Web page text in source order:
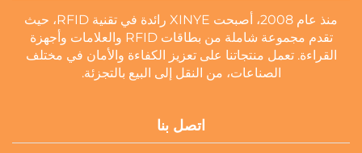
منذ عام 2008، أصبحت XINYE رائدة في تقنية RFID، حيث
تقدم مجموعة شاملة من بطاقات RFID والعلامات وأجهزة
القراءة. تعمل منتجاتنا على تعزيز الكفاءة والأمان في مختلف
الصناعات، من النقل إلى البيع بالتجزئة.
اتصل بنا